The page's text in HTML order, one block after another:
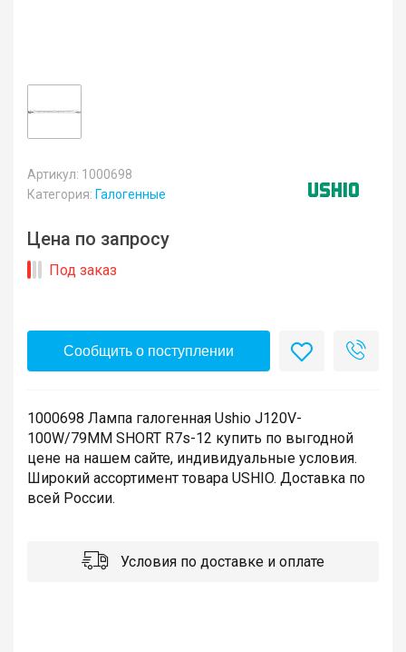
Артикул: 1000698
Категория: Галогенные
Цена по запросу
Под заказ
Сообщить о поступлении
1000698 Лампа галогенная Ushio J120V-
100W/79MM SHORT R7s-12 купить по выгодной
цене на нашем сайте, индивидуальные условия.
Широкий ассортимент товара USHIO. Доставка по
всей России.
Условия по доставке и оплате